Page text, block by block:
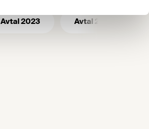
Avtal 2023 Avtal 2025